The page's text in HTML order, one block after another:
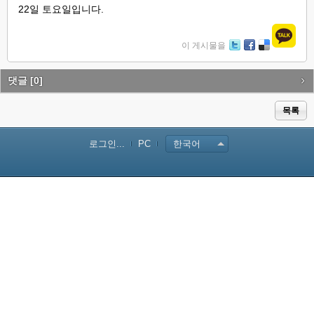
22일 토요일입니다.
이 게시물을
itte ce lici
댓글 [0]
목록
로그인... PC 한국어